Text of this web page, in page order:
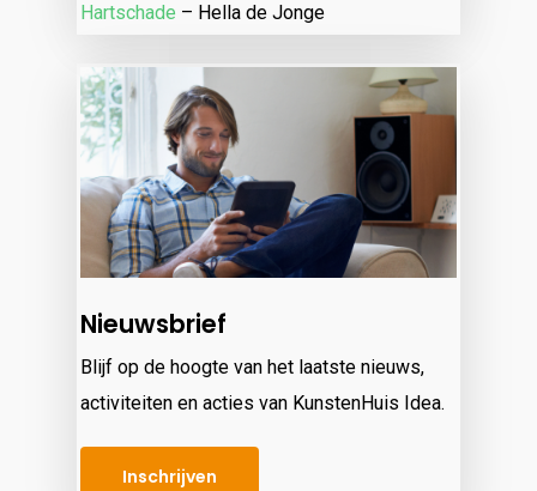
Hartschade – Hella de Jonge
Nieuwsbrief
Blijf op de hoogte van het laatste nieuws,
activiteiten en acties van KunstenHuis Idea.
Inschrijven